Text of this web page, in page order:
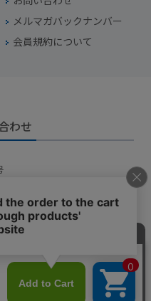
メルマガバックナンバー
会員規約について
わせ
00
らお問い合わせ